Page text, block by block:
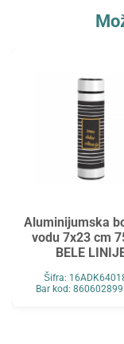
Aluminijumska
vodu 7x23 cm
BELE
Šifra:
Bar kod: